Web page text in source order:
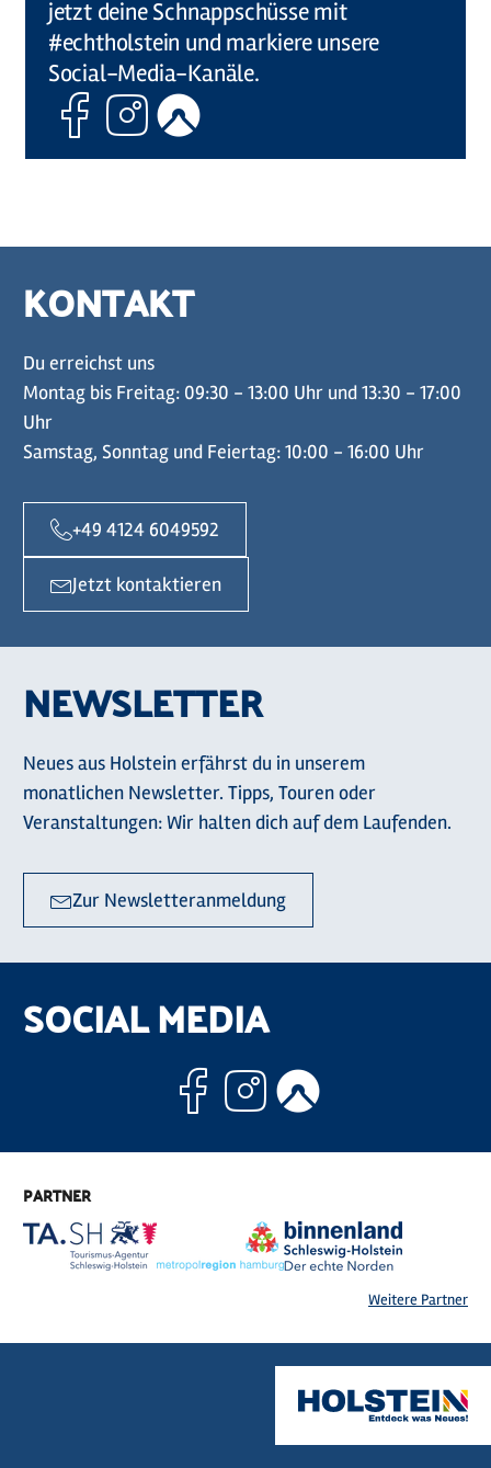
jetzt deine Schnappschüsse mit
#echtholstein und markiere unsere
Social-Media-Kanäle.
FacebookInstagram
Komoot
KONTAKT
Du erreichst uns
Montag bis Freitag: 09:30 - 13:00 Uhr und 13:30 - 17:00
Uhr
Samstag, Sonntag und Feiertag: 10:00 - 16:00 Uhr
+49 4124 6049592
Jetzt kontaktieren
NEWSLETTER
Neues aus Holstein erfährst du in unserem
monatlichen Newsletter. Tipps, Touren oder
Veranstaltungen: Wir halten dich auf dem Laufenden.
Zur Newsletteranmeldung
SOCIAL MEDIA
Facebook
Instagram
PARTNER
Weitere Partner